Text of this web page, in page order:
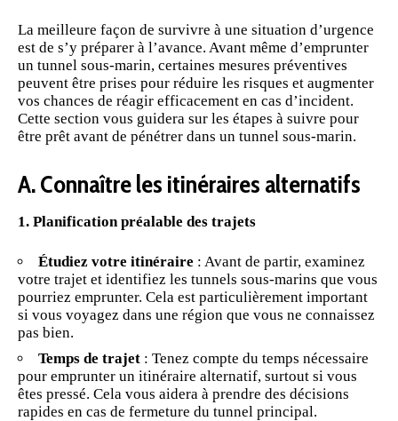
La meilleure façon de survivre à une situation d’urgence
est de s’y préparer à l’avance. Avant même d’emprunter
un tunnel sous-marin, certaines mesures préventives
peuvent être prises pour réduire les risques et augmenter
vos chances de réagir efficacement en cas d’incident.
Cette section vous guidera sur les étapes à suivre pour
être prêt avant de pénétrer dans un tunnel sous-marin.
A. Connaître les itinéraires alternatifs
1. Planification préalable des trajets
Étudiez votre itinéraire : Avant de partir, examinez
votre trajet et identifiez les tunnels sous-marins que vous
pourriez emprunter. Cela est particulièrement important
si vous voyagez dans une région que vous ne connaissez
pas bien.
Temps de trajet : Tenez compte du temps nécessaire
pour emprunter un itinéraire alternatif, surtout si vous
êtes pressé. Cela vous aidera à prendre des décisions
rapides en cas de fermeture du tunnel principal.